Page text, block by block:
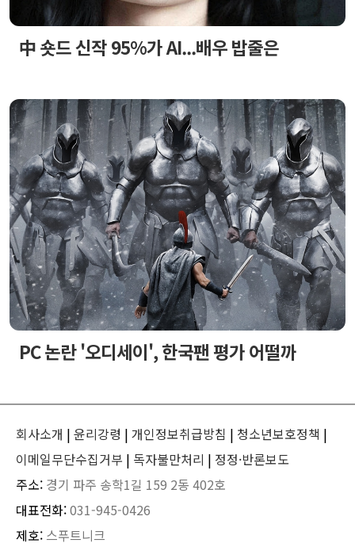
中 숏드 신작 95%가 AI...배우 밥줄은
PC 논란 '오디세이', 한국팬 평가 어떨까
회사소개 | 윤리강령 | 개인정보취급방침 | 청소년보호정책 |
이메일무단수집거부 | 독자불만처리 | 정정·반론보도
주소: 경기 파주 송학1길 159 2동 402호
대표전화:031-945-0426
제호: 스푸트니크